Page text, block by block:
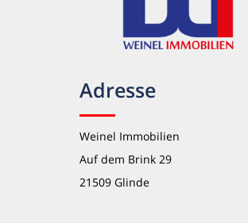
Adresse
Weinel Immobilien
Auf dem Brink 29
21509 Glinde